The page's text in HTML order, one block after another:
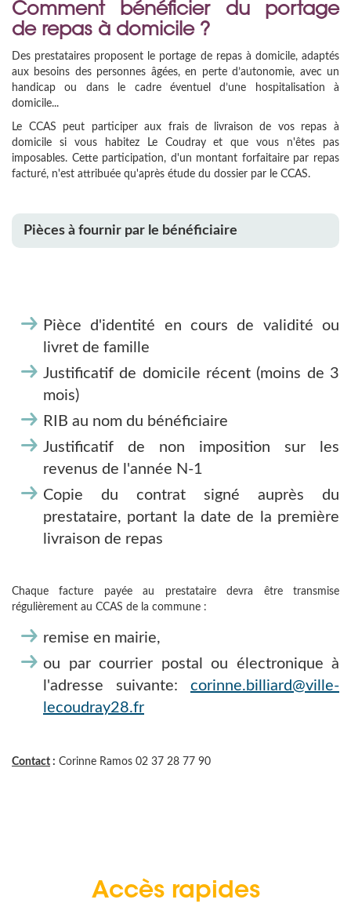
Comment bénéficier du portage
de repas à domicile ?
Des prestataires proposent le portage de repas à domicile, adaptés
aux besoins des personnes âgées, en perte d’autonomie, avec un
handicap ou dans le cadre éventuel d’une hospitalisation à
domicile...
Le CCAS peut participer aux frais de livraison de vos repas à
domicile si vous habitez Le Coudray et que vous n'êtes pas
imposables. Cette participation, d'un montant forfaitaire par repas
facturé, n'est attribuée qu'après étude du dossier par le CCAS.
Pièces à fournir par le bénéficiaire
Pièce d'identité en cours de validité ou
livret de famille
Justificatif de domicile récent (moins de 3
mois)
RIB au nom du bénéficiaire
Justificatif de non imposition sur les
revenus de l'année N-1
Copie du contrat signé auprès du
prestataire, portant la date de la première
livraison de repas
Chaque facture payée au prestataire devra être transmise
régulièrement au CCAS de la commune :
remise en mairie,
ou par courrier postal ou électronique à
l'adresse suivante: corinne.billiard@ville-
lecoudray28.fr
Contact : Corinne Ramos 02 37 28 77 90
Accès rapides